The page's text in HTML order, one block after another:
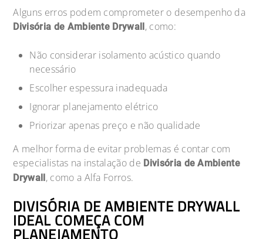
Alguns erros podem comprometer o desempenho da
Divisória de Ambiente Drywall, como:
Não considerar isolamento acústico quando
necessário
Escolher espessura inadequada
Ignorar planejamento elétrico
Priorizar apenas preço e não qualidade
A melhor forma de evitar problemas é contar com
especialistas na instalação de Divisória de Ambiente
Drywall, como a Alfa Forros.
DIVISÓRIA DE AMBIENTE DRYWALL
IDEAL COMEÇA COM
PLANEJAMENTO